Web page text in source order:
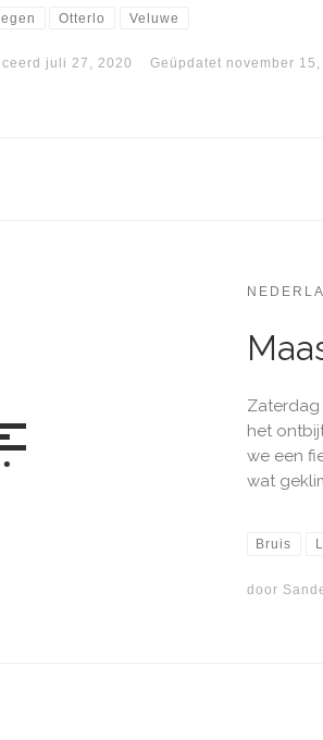
Otterlo Veluwe
juli 27, 2020 Geüpdatet november 15,
Zaterdag
het
we een
wat
Bruis
door